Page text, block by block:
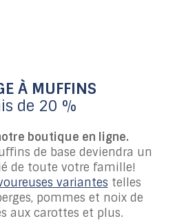
À MUFFINS
de 20 %
boutique en ligne.
de base deviendra un
de toute votre famille!
variantes telles
pommes et noix de
aux carottes et plus.